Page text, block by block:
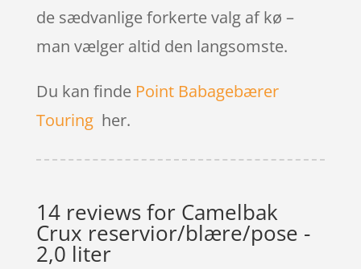
de sædvanlige forkerte valg af kø –
man vælger altid den langsomste.
Du kan finde Point Babagebærer
Touringher.
14 reviews for Camelbak
Crux reservior/blære/pose -
2,0 liter